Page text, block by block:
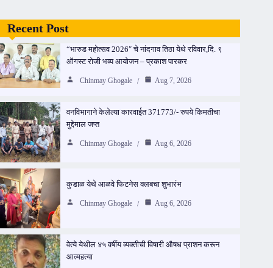
Recent Post
“भारुड महोत्सव 2026″ चे नांदगाव तिठा येथे रविवार,दि. ९
ऑगस्ट रोजी भव्य आयोजन – प्रकाश पारकर
Chinmay Ghogale Aug 7, 2026
वनविभागाने केलेल्या कारवाईत 371773/- रुपये किमतीचा
मुद्देमाल जप्त
Chinmay Ghogale Aug 6, 2026
कुडाळ येथे आळवे फिटनेस क्लबचा शुभारंभ
Chinmay Ghogale Aug 6, 2026
वेत्ये येथील ४५ वर्षीय व्यक्तीची विषारी औषध प्राशन करून
आत्महत्या